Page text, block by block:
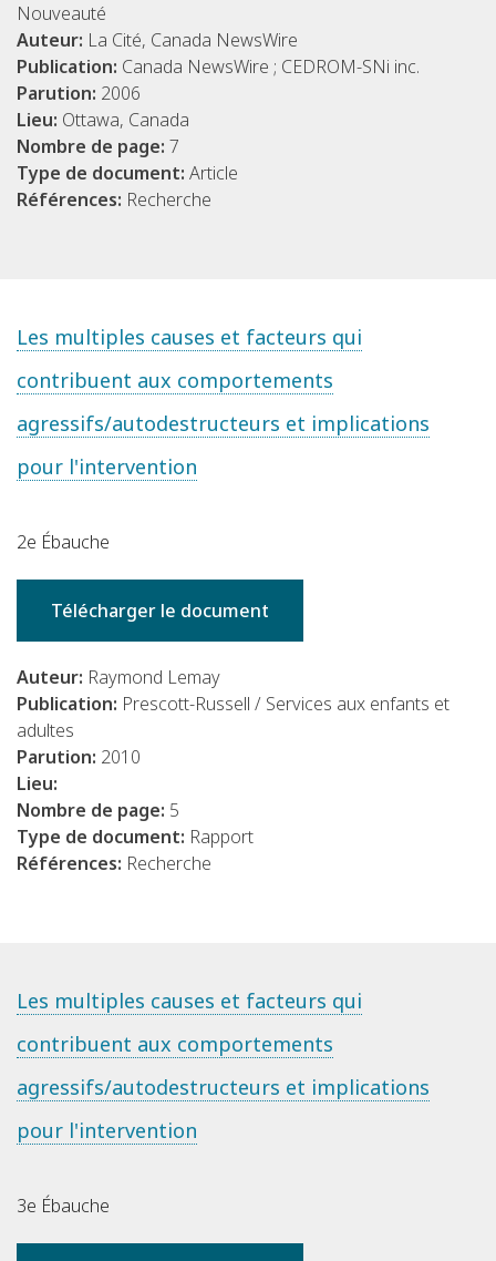
Nouveauté
Auteur: La Cité, Canada NewsWire
Publication: Canada NewsWire ; CEDROM-SNi inc.
Parution: 2006
Lieu: Ottawa, Canada
Nombre de page: 7
Type de document: Article
Références: Recherche
Les multiples causes et facteurs qui
contribuent aux comportements
agressifs/autodestructeurs et implications
pour l'intervention
2e Ébauche
Télécharger le document
Auteur: Raymond Lemay
Publication: Prescott-Russell / Services aux enfants et
adultes
Parution: 2010
Lieu:
Nombre de page: 5
Type de document: Rapport
Références: Recherche
Les multiples causes et facteurs qui
contribuent aux comportements
agressifs/autodestructeurs et implications
pour l'intervention
3e Ébauche